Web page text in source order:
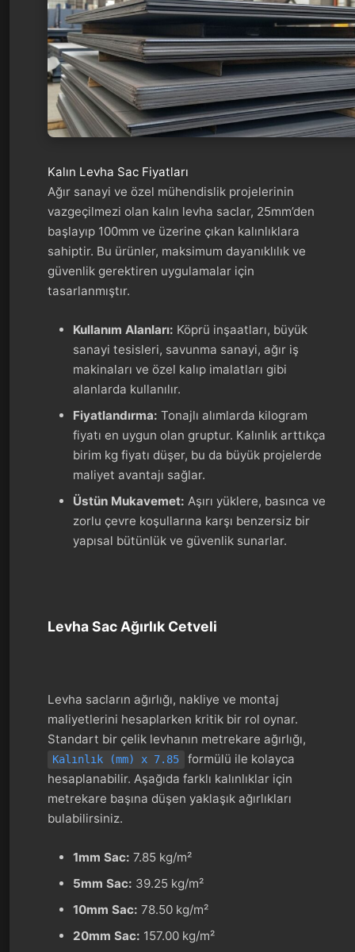
Kalın Levha Sac Fiyatları
Ağır sanayi ve özel mühendislik projelerinin
vazgeçilmezi olan kalın levha saclar, 25mm’den
başlayıp 100mm ve üzerine çıkan kalınlıklara
sahiptir. Bu ürünler, maksimum dayanıklılık ve
güvenlik gerektiren uygulamalar için
tasarlanmıştır.
Kullanım Alanları: Köprü inşaatları, büyük
sanayi tesisleri, savunma sanayi, ağır iş
makinaları ve özel kalıp imalatları gibi
alanlarda kullanılır.
Fiyatlandırma: Tonajlı alımlarda kilogram
fiyatı en uygun olan gruptur. Kalınlık arttıkça
birim kg fiyatı düşer, bu da büyük projelerde
maliyet avantajı sağlar.
Üstün Mukavemet: Aşırı yüklere, basınca ve
zorlu çevre koşullarına karşı benzersiz bir
yapısal bütünlük ve güvenlik sunarlar.
Levha Sac Ağırlık Cetveli
Levha sacların ağırlığı, nakliye ve montaj
maliyetlerini hesaplarken kritik bir rol oynar.
Standart bir çelik levhanın metrekare ağırlığı,
Kalınlık (mm) x 7.85
formülü ile kolayca
hesaplanabilir. Aşağıda farklı kalınlıklar için
metrekare başına düşen yaklaşık ağırlıkları
bulabilirsiniz.
1mm Sac: 7.85 kg/m²
5mm Sac: 39.25 kg/m²
10mm Sac: 78.50 kg/m²
20mm Sac: 157.00 kg/m²